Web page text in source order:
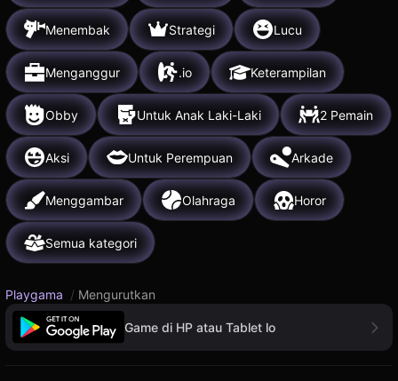
Menembak Strategi Lucu
Menganggur .io Keterampilan
Obby Untuk Anak Laki-Laki 2 Pemain
Aksi Untuk Perempuan Arkade
Menggambar Olahraga Horor
Semua kategori
Playgama / Mengurutkan
Game di HP atau Tablet lo